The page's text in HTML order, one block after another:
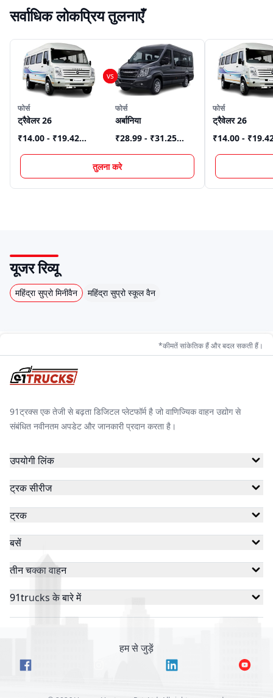
सर्वाधिक लोकप्रिय तुलनाएँ
फोर्स
ट्रैवेलर 26
₹14.00 - ₹19.42
फोर्स
अर्बानिया
₹28.99 - ₹31.25
तुलना करे
फोर्स
ट्रैवेलर 26
₹14.00 -
यूजर रिव्यू
महिंद्रा सुप्रो मिनीवैन महिंद्रा सुप्रो स्कूल वैन
*कीमतें सांकेतिक हैं और बदल सकती हैं।
91ट्रक्स एक तेजी से बढ़ता डिजिटल प्लेटफॉर्म है जो वाणिज्यिक वाहन उद्योग से
संबंधित नवीनतम अपडेट और जानकारी प्रदान करता है।
उपयोगी लिंक
ट्रक सीरीज
ट्रक
बसें
तीन चक्का वाहन
91trucks के बारे में
हम से जुड़ें